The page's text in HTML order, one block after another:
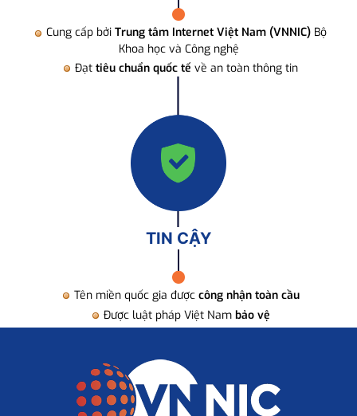
Cung cấp bởi Trung tâm Internet Việt Nam (VNNIC) Bộ
Khoa học và Công nghệ
Đạt tiêu chuẩn quốc tế về an toàn thông tin
TIN CẬY
Tên miền quốc gia được công nhận toàn cầu
Được luật pháp Việt Nam bảo vệ